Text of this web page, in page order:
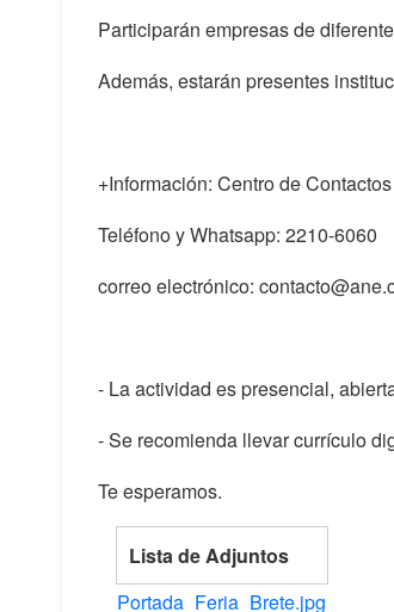
Participarán empresas de
Además, estarán presentes
+Información: Centro de
Teléfono y Whatsapp: 2210-6060
correo electrónico:
- La actividad es presencial,
- Se recomienda llevar currículo
Te esperamos.
Lista de Adjuntos
Portada_Feria_Brete.jpg